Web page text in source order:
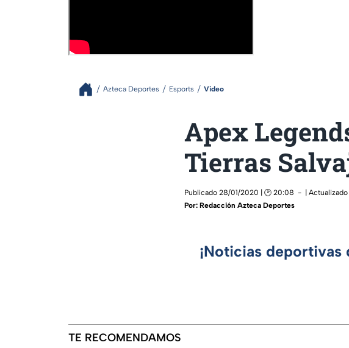
Azteca Deportes Esports Video
Apex
Tierras
Publicado 28/01/2020 | 🕑 20:08
| Actualizado
Por: Redacción Azteca Deportes
¡Noticias deportivas
TE RECOMENDAMOS